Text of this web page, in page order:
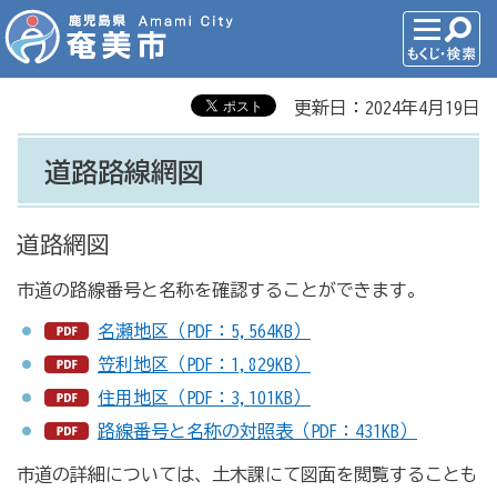
更新日：2024年4月19日
道路路線網図
道路網図
市道の路線番号と名称を確認することができます。
名瀬地区（PDF：5,564KB）
笠利地区（PDF：1,829KB）
住用地区（PDF：3,101KB）
路線番号と名称の対照表（PDF：431KB）
市道の詳細については、土木課にて図面を閲覧することも